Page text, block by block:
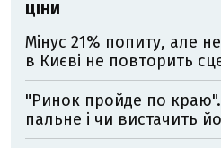
ЦІНИ
Мінус 21% попиту, але
в Києві не повторить
"Ринок пройде по
пальне і чи вистачить